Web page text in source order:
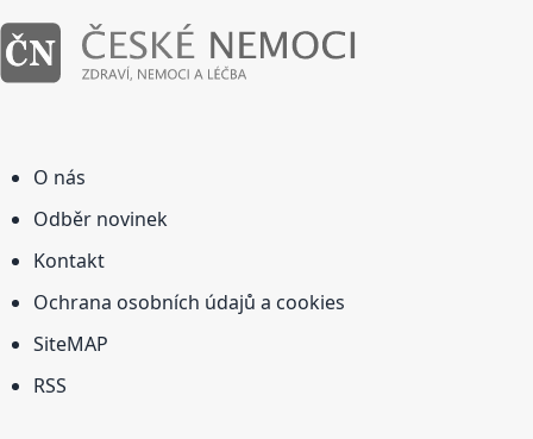
O nás
Odběr novinek
Kontakt
Ochrana osobních údajů a cookies
SiteMAP
RSS